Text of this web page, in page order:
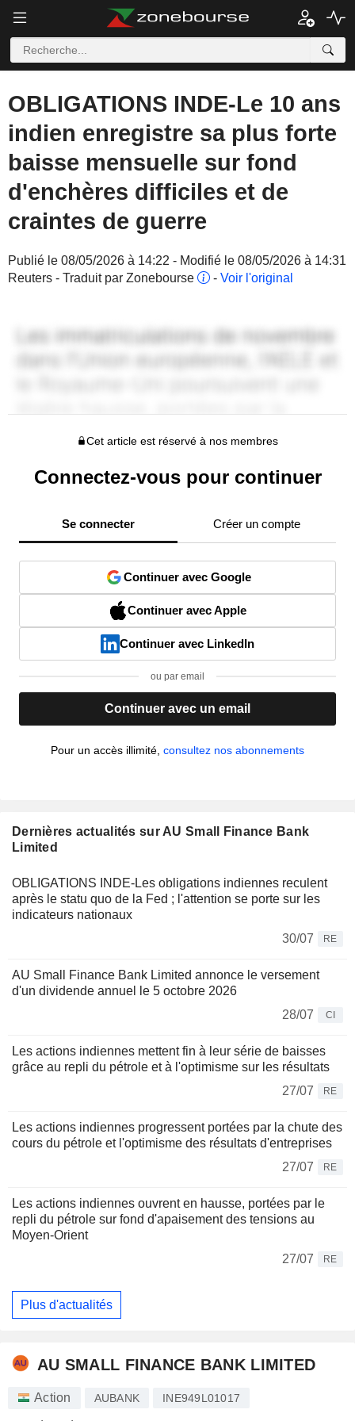
OBLIGATIONS INDE-Le 10 ans
indien enregistre sa plus forte
baisse mensuelle sur fond
d'enchères difficiles et de
craintes de guerre
Publié le 08/05/2026 à 14:22 - Modifié le 08/05/2026 à 14:31
Reuters - Traduit par Zonebourse
- Voir l'original
Cet article est réservé à nos membres
Connectez-vous pour continuer
Se connecter Créer un compte
Continuer avec Google
Continuer avec Apple
Continuer avec LinkedIn
ou par email
Continuer avec un email
Pour un accès illimité, consultez nos abonnements
Dernières actualités sur AU Small Finance Bank
Limited
OBLIGATIONS INDE-Les obligations indiennes reculent
après le statu quo de la Fed ; l'attention se porte sur les
indicateurs nationaux
30/07
RE
AU Small Finance Bank Limited annonce le versement
d'un dividende annuel le 5 octobre 2026
28/07
CI
Les actions indiennes mettent fin à leur série de baisses
grâce au repli du pétrole et à l'optimisme sur les résultats
27/07
RE
Les actions indiennes progressent portées par la chute des
cours du pétrole et l'optimisme des résultats d'entreprises
27/07
RE
Les actions indiennes ouvrent en hausse, portées par le
repli du pétrole sur fond d'apaisement des tensions au
Moyen-Orient
27/07
RE
Plus d'actualités
AU SMALL FINANCE BANK LIMITED
Action AUBANK INE949L01017